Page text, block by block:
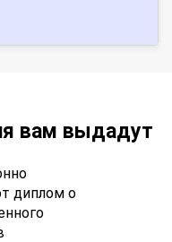
вам выдадут
диплом о